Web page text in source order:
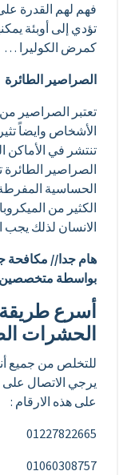
فهم لهم القدرة
تؤدي إلى أوبئة
كمرض الكوليرا …
الصراصير الطائرة
تعتبر الصراصير
الأشخاص وايضاً
تنتشر في الأماكن
الصراصير
الحساسية
الكثير من
الانسان لذلك يجب
هام جدا// مكافحة
بواسطة
أسرع
الحشرات
للتخلص من جميع
يرجي الاتصال على
على هذه الارقام :
01227822665
01060308757